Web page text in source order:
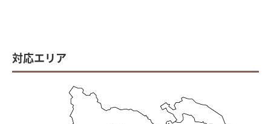
対応エリア